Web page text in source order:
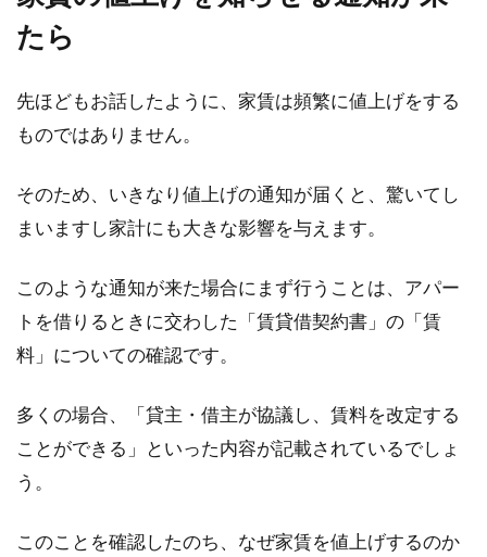
たら
先ほどもお話したように、家賃は頻繁に値上げをする
ものではありません。
そのため、いきなり値上げの通知が届くと、驚いてし
まいますし家計にも大きな影響を与えます。
このような通知が来た場合にまず行うことは、アパー
トを借りるときに交わした「賃貸借契約書」の「賃
料」についての確認です。
多くの場合、「貸主・借主が協議し、賃料を改定する
ことができる」といった内容が記載されているでしょ
う。
このことを確認したのち、なぜ家賃を値上げするのか